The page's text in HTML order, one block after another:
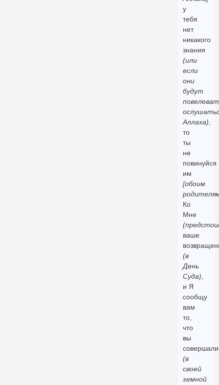
у
тебя
нет
никакого
знания
(или
если
они
будут
Аллаха),
то
ты
не
повинуйся
им
[обоим
Ко
Мне
ваше
(в
День
Суда),
и Я
сообщу
вам
то,
что
вы
совершали
(в
своей
земной